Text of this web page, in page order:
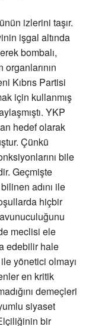
izlerini taşır.
işgal altında
bombalı,
organlarının
Kıbrıs Partisi
için kullanmış
YKP
hedef olarak
Çünkü
bile
Geçmişte
adını ile
hiçbir
meclisi ele
edebilir hale
yönetici olmayı
en kritik
demeçleri
siyaset
bir